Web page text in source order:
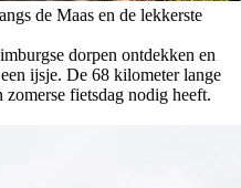
de Maas en de lekkerste
dorpen ontdekken en
ijsje. De 68 kilometer lange
zomerse fietsdag nodig heeft.